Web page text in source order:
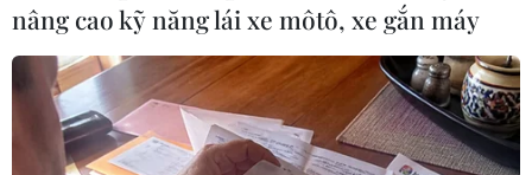
nâng cao kỹ năng lái xe môtô, xe gắn máy